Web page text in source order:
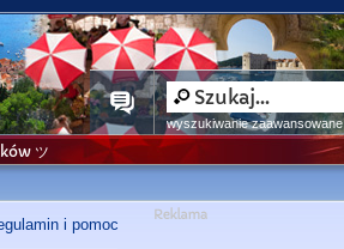
wyszukiwanie zaawansowane
ツ
i pomoc